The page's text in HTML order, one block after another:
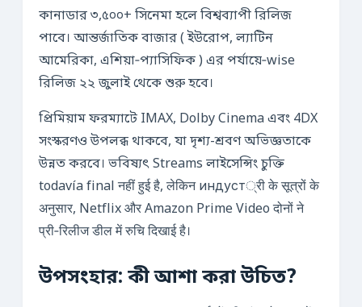
কানাডার ৩,৫০০+ সিনেমা হলে বিশ্বব্যাপী রিলিজ
পাবে। আন্তর্জাতিক বাজার ( ইউরোপ, ল্যাটিন
আমেরিকা, এশিয়া‑প্যাসিফিক ) এর পর্যায়ে‑wise
রিলিজ ২২ জুলাই থেকে শুরু হবে।
প্রিমিয়াম ফরম্যাটে IMAX, Dolby Cinema এবং 4DX
সংস্করণও উপলব্ধ থাকবে, যা দৃশ্য-শ্রবণ অভিজ্ঞতাকে
উন্নত করবে। ভবিষ্যৎ Streams লাইসেন্সিং চুক্তি
todavía final नहीं हुई है, लेकिन индуст्री के सूत्रों के
अनुसार, Netflix और Amazon Prime Video दोनों ने
प्री‑रिलीज डील में रुचि दिखाई है।
উপসংহার: কী আশা করা উচিত?